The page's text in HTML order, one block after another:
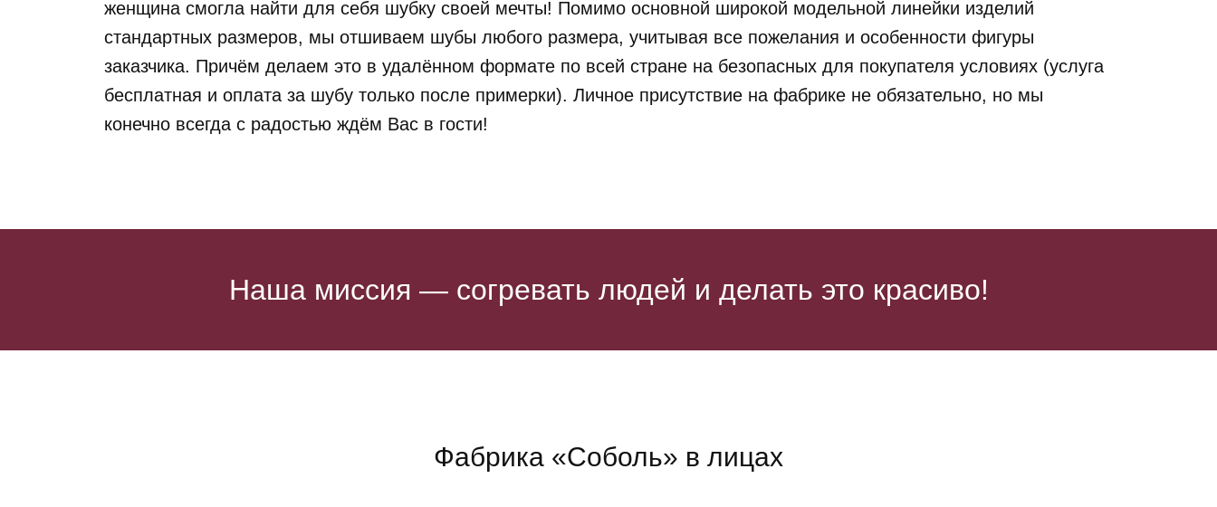
женщина смогла найти для себя шубку своей мечты! Помимо основной широкой модельной линейки изделий
стандартных размеров, мы отшиваем шубы любого размера, учитывая все пожелания и особенности фигуры
заказчика. Причём делаем это в удалённом формате по всей стране на безопасных для покупателя условиях (услуга
бесплатная и оплата за шубу только после примерки). Личное присутствие на фабрике не обязательно, но мы
конечно всегда с радостью ждём Вас в гости!
Наша миссия — согревать людей и делать это красиво!
Фабрика «Соболь» в лицах